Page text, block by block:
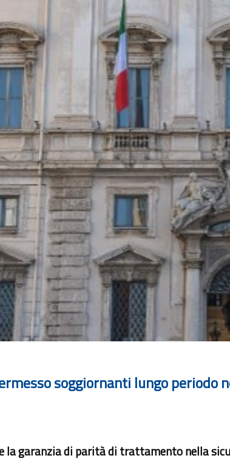
soggiornanti lungo periodo
la garanzia di parità di trattamento nella